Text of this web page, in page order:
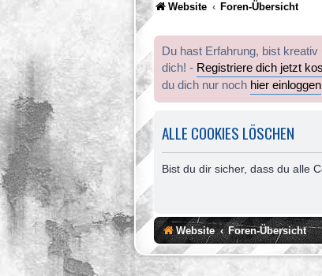
Website Foren-Übersicht
Du hast Erfahrung, bist
dich! - Registriere dich jetzt
du dich nur noch hier einloggen
ALLE COOKIES LÖSCHEN
Bist du dir sicher, dass du alle
Website Foren-Übersicht